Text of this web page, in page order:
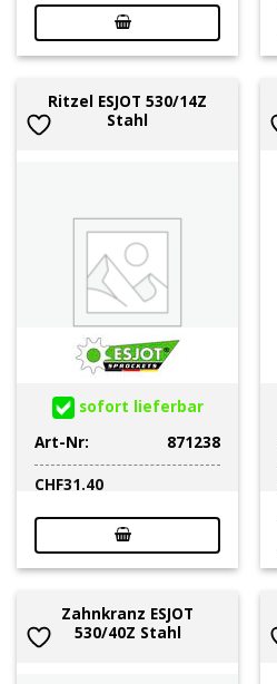
Ritzel ESJOT 530/14Z
Stahl
sofort lieferbar
Art-Nr:
871238
CHF31.40
Zahnkranz ESJOT
530/40Z Stahl